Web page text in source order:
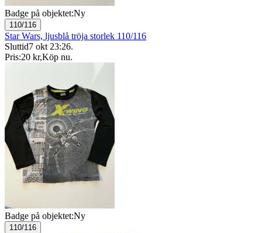
Badge på objektet:Ny
110/116
Star Wars, ljusblå tröja storlek 110/116
Sluttid7 okt 23:26.
Pris:20 kr,Köp nu.
Badge på objektet:Ny
110/116